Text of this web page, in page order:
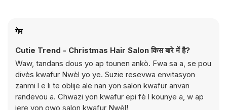
गेम
Cutie Trend - Christmas Hair Salon किस बारे में है?
Waw, tandans dous yo ap tounen ankò. Fwa sa a, se pou
divès kwafur Nwèl yo ye. Suzie resevwa envitasyon
zanmi l e li te oblije ale nan yon salon kwafur anvan
randevou a. Chwazi yon kwafur epi fè l kounye a, w ap
jere yon gwo salon kwafur Nwèl!